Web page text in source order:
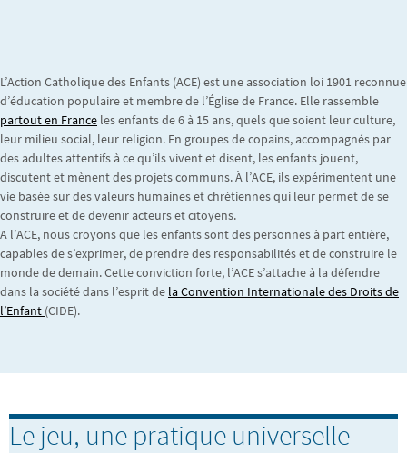
L’Action Catholique des Enfants (ACE) est une association loi 1901 reconnue
d’éducation populaire et membre de l’Église de France. Elle rassemble
partout en France les enfants de 6 à 15 ans, quels que soient leur culture,
leur milieu social, leur religion. En groupes de copains, accompagnés par
des adultes attentifs à ce qu’ils vivent et disent, les enfants jouent,
discutent et mènent des projets communs. À l’ACE, ils expérimentent une
vie basée sur des valeurs humaines et chrétiennes qui leur permet de se
construire et de devenir acteurs et citoyens.
A l’ACE, nous croyons que les enfants sont des personnes à part entière,
capables de s’exprimer, de prendre des responsabilités et de construire le
monde de demain. Cette conviction forte, l’ACE s’attache à la défendre
dans la société dans l’esprit de la Convention Internationale des Droits de
l’Enfant (CIDE).
Le jeu, une pratique universelle